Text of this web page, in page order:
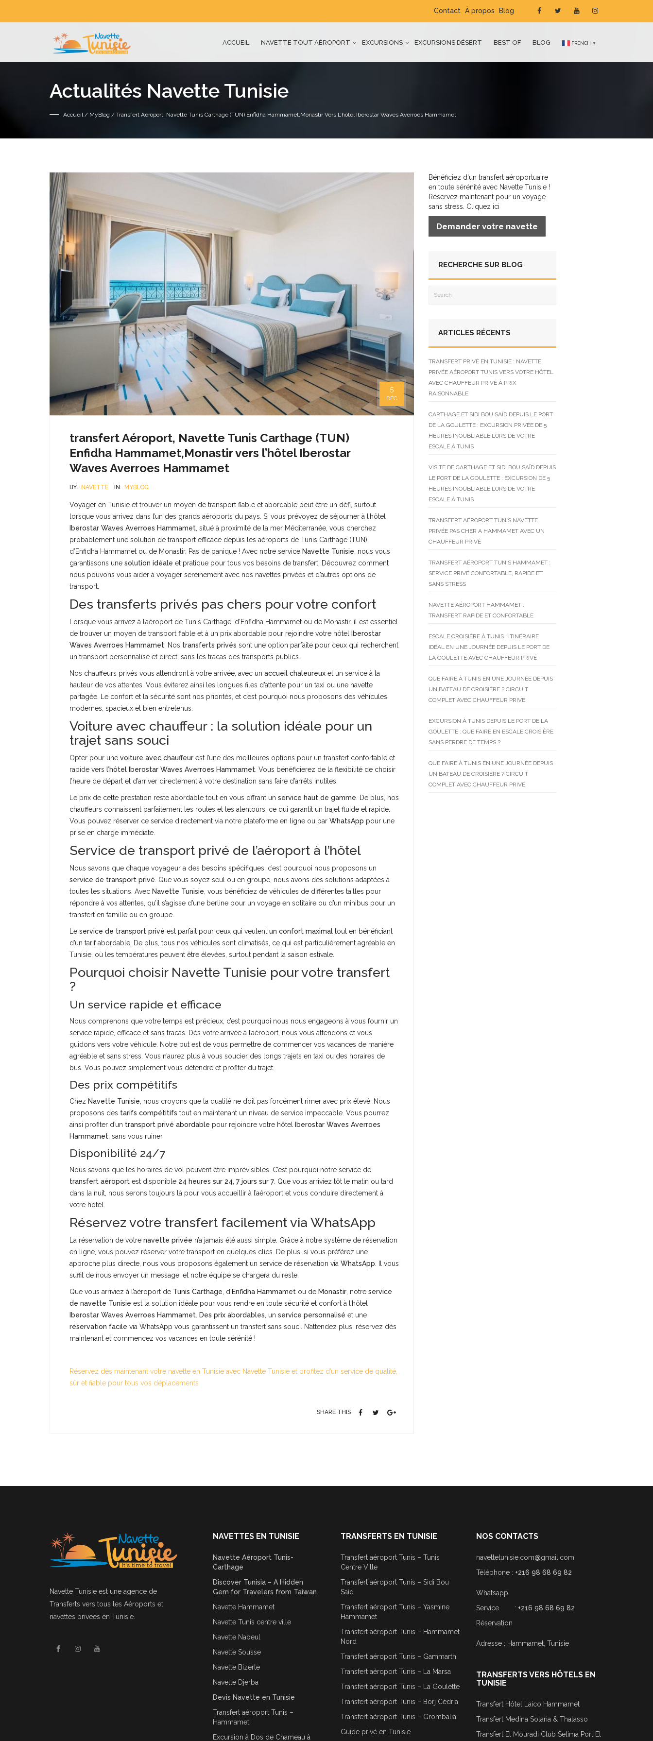
Contact À propos Blog
ACCUEIL NAVETTE TOUT AÉROPORT EXCURSIONS EXCURSIONS DÉSERT BEST OF BLOG FRENCH ▼
Actualités Navette Tunisie
Accueil/ MyBlog / Transfert Aéroport, Navette Tunis Carthage (TUN) Enfidha Hammamet,Monastir Vers L’hôtel Iberostar Waves Averroes Hammamet
transfert Aéroport, Navette Tunis Carthage (TUN)
Enfidha Hammamet,Monastir vers l’hôtel Iberostar
Waves Averroes Hammamet
BY:: NAVETTE IN:: MYBLOG
5
DÉC
Voyager en Tunisie et trouver un moyen de transport fiable et abordable peut être un défi, surtout
lorsque vous arrivez dans l’un des grands aéroports du pays. Si vous prévoyez de séjourner à l’hôtel
Iberostar Waves Averroes Hammamet, situé à proximité de la mer Méditerranée, vous cherchez
probablement une solution de transport efficace depuis les aéroports de Tunis Carthage (TUN),
d’Enfidha Hammamet ou de Monastir. Pas de panique ! Avec notre service Navette Tunisie, nous vous
garantissons une solution idéale et pratique pour tous vos besoins de transfert. Découvrez comment
nous pouvons vous aider à voyager sereinement avec nos navettes privées et d’autres options de
transport.
Des transferts privés pas chers pour votre confort
Lorsque vous arrivez à l’aéroport de Tunis Carthage, d’Enfidha Hammamet ou de Monastir, il est essentiel
de trouver un moyen de transport fiable et à un prix abordable pour rejoindre votre hôtel Iberostar
Waves Averroes Hammamet. Nos transferts privés sont une option parfaite pour ceux qui recherchent
un transport personnalisé et direct, sans les tracas des transports publics.
Nos chauffeurs privés vous attendront à votre arrivée, avec un accueil chaleureux et un service à la
hauteur de vos attentes. Vous éviterez ainsi les longues files d’attente pour un taxi ou une navette
partagée. Le confort et la sécurité sont nos priorités, et c’est pourquoi nous proposons des véhicules
modernes, spacieux et bien entretenus.
Voiture avec chauffeur : la solution idéale pour un
trajet sans souci
Opter pour une voiture avec chauffeur est l’une des meilleures options pour un transfert confortable et
rapide vers l’hôtel Iberostar Waves Averroes Hammamet. Vous bénéficierez de la flexibilité de choisir
l’heure de départ et d’arriver directement à votre destination sans faire d’arrêts inutiles.
Le prix de cette prestation reste abordable tout en vous offrant un service haut de gamme. De plus, nos
chauffeurs connaissent parfaitement les routes et les alentours, ce qui garantit un trajet fluide et rapide.
Vous pouvez réserver ce service directement via notre plateforme en ligne ou par WhatsApp pour une
prise en charge immédiate.
Service de transport privé de l’aéroport à l’hôtel
Nous savons que chaque voyageur a des besoins spécifiques, c’est pourquoi nous proposons un
service de transport privé. Que vous soyez seul ou en groupe, nous avons des solutions adaptées à
toutes les situations. Avec Navette Tunisie, vous bénéficiez de véhicules de différentes tailles pour
répondre à vos attentes, qu’il s’agisse d’une berline pour un voyage en solitaire ou d’un minibus pour un
transfert en famille ou en groupe.
Le service de transport privé est parfait pour ceux qui veulent un confort maximal tout en bénéficiant
d’un tarif abordable. De plus, tous nos véhicules sont climatisés, ce qui est particulièrement agréable en
Tunisie, où les températures peuvent être élevées, surtout pendant la saison estivale.
Pourquoi choisir Navette Tunisie pour votre transfert
?
Un service rapide et efficace
Nous comprenons que votre temps est précieux, c’est pourquoi nous nous engageons à vous fournir un
service rapide, efficace et sans tracas. Dès votre arrivée à l’aéroport, nous vous attendons et vous
guidons vers votre véhicule. Notre but est de vous permettre de commencer vos vacances de manière
agréable et sans stress. Vous n’aurez plus à vous soucier des longs trajets en taxi ou des horaires de
bus. Vous pouvez simplement vous détendre et profiter du trajet.
Des prix compétitifs
Chez Navette Tunisie, nous croyons que la qualité ne doit pas forcément rimer avec prix élevé. Nous
proposons des tarifs compétitifs tout en maintenant un niveau de service impeccable. Vous pourrez
ainsi profiter d’un transport privé abordable pour rejoindre votre hôtel Iberostar Waves Averroes
Hammamet, sans vous ruiner.
Disponibilité 24/7
Nous savons que les horaires de vol peuvent être imprévisibles. C’est pourquoi notre service de
transfert aéroport est disponible 24 heures sur 24, 7 jours sur 7. Que vous arriviez tôt le matin ou tard
dans la nuit, nous serons toujours là pour vous accueillir à l’aéroport et vous conduire directement à
votre hôtel.
Réservez votre transfert facilement via WhatsApp
La réservation de votre navette privée n’a jamais été aussi simple. Grâce à notre système de réservation
en ligne, vous pouvez réserver votre transport en quelques clics. De plus, si vous préférez une
approche plus directe, nous vous proposons également un service de réservation via WhatsApp. Il vous
suffit de nous envoyer un message, et notre équipe se chargera du reste.
Que vous arriviez à l’aéroport de Tunis Carthage, d’Enfidha Hammamet ou de Monastir, notre service
de navette Tunisie est la solution idéale pour vous rendre en toute sécurité et confort à l’hôtel
Iberostar Waves Averroes Hammamet. Des prix abordables, un service personnalisé et une
réservation facile via WhatsApp vous garantissent un transfert sans souci. N’attendez plus, réservez dès
maintenant et commencez vos vacances en toute sérénité !
Réservez dès maintenant votre navette en Tunisie avec Navette Tunisie et profitez d’un service de qualité,
sûr et fiable pour tous vos déplacements
SHARE THIS
Bénéficiez d'un transfert aéroportuaire
en toute sérénité avec Navette Tunisie !
Réservez maintenant pour un voyage
sans stress. Cliquez ici
Demander votre navette
RECHERCHE SUR BLOG
ARTICLES RÉCENTS
TRANSFERT PRIVÉ EN TUNISIE : NAVETTE
PRIVÉE AÉROPORT TUNIS VERS VOTRE HÔTEL
AVEC CHAUFFEUR PRIVÉ À PRIX
RAISONNABLE
CARTHAGE ET SIDI BOU SAÏD DEPUIS LE PORT
DE LA GOULETTE : EXCURSION PRIVÉE DE 5
HEURES INOUBLIABLE LORS DE VOTRE
ESCALE À TUNIS
VISITE DE CARTHAGE ET SIDI BOU SAÏD DEPUIS
LE PORT DE LA GOULETTE : EXCURSION DE 5
HEURES INOUBLIABLE LORS DE VOTRE
ESCALE À TUNIS
TRANSFERT AÉROPORT TUNIS NAVETTE
PRIVÉE PAS CHER A HAMMAMET AVEC UN
CHAUFFEUR PRIVÉ
TRANSFERT AÉROPORT TUNIS HAMMAMET :
SERVICE PRIVÉ CONFORTABLE, RAPIDE ET
SANS STRESS
NAVETTE AÉROPORT HAMMAMET :
TRANSFERT RAPIDE ET CONFORTABLE
ESCALE CROISIÈRE À TUNIS : ITINÉRAIRE
IDÉAL EN UNE JOURNÉE DEPUIS LE PORT DE
LA GOULETTE AVEC CHAUFFEUR PRIVÉ
QUE FAIRE À TUNIS EN UNE JOURNÉE DEPUIS
UN BATEAU DE CROISIÈRE ? CIRCUIT
COMPLET AVEC CHAUFFEUR PRIVÉ
EXCURSION À TUNIS DEPUIS LE PORT DE LA
GOULETTE : QUE FAIRE EN ESCALE CROISIÈRE
SANS PERDRE DE TEMPS ?
QUE FAIRE À TUNIS EN UNE JOURNÉE DEPUIS
UN BATEAU DE CROISIÈRE ? CIRCUIT
COMPLET AVEC CHAUFFEUR PRIVÉ
Navette Tunisie est une agence de
Transferts vers tous les Aéroports et
navettes privées en Tunisie.
NAVETTES EN TUNISIE
Navette Aéroport Tunis-
Carthage
Discover Tunisia – A Hidden
Gem for Travelers from Taiwan
Navette Hammamet
Navette Tunis centre ville
Navette Nabeul
Navette Sousse
Navette Bizerte
Navette Djerba
Devis Navette en Tunisie
Transfert aéroport Tunis –
Hammamet
Excursion à Dos de Chameau à
TRANSFERTS EN TUNISIE
Transfert aéroport Tunis – Tunis
Centre Ville
Transfert aéroport Tunis – Sidi Bou
Said
Transfert aéroport Tunis – Yasmine
Hammamet
Transfert aéroport Tunis – Hammamet
Nord
Transfert aéroport Tunis – Gammarth
Transfert aéroport Tunis – La Marsa
Transfert aéroport Tunis – La Goulette
Transfert aéroport Tunis – Borj Cédria
Transfert aéroport Tunis – Grombalia
Guide privé en Tunisie
NOS CONTACTS
navettetunisie.com@gmail.com
Téléphone : +216 98 68 69 82
Whatsapp
Service : +216 98 68 69 82
Réservation
Adresse : Hammamet, Tunisie
TRANSFERTS VERS HÔTELS EN
TUNISIE
Transfert Hôtel Laico Hammamet
Transfert Medina Solaria & Thalasso
Transfert El Mouradi Club Selima Port El